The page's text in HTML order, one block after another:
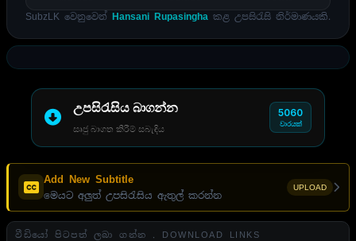
SubzLK වෙනුවෙන් Hansani Rupasingha කළ උපසිරැසි නිර්මාණයකි.
උපසිරැසිය බාගන්න
සෘජු බාගත කිරීම් සබැඳිය
5060
වාරයක්
Add New Subtitle
මෙයට අලුත් උපසිරැසිය ඇතුල් කරන්න
UPLOAD
වීඩියෝ පිටපත් ලබා ගන්න . DOWNLOAD LINKS